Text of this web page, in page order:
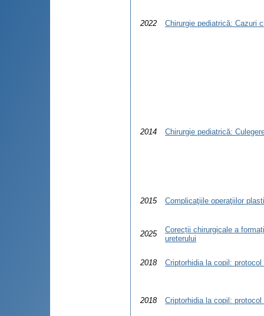
2022 Chirurgie pediatrică: Cazuri
2014 Chirurgie pediatrică:
2015 Complicaţiile operaţiilor
2025
Corecții chirurgicale a
ureterului
2018 Criptorhidia la copil:
2018 Criptorhidia la copil: